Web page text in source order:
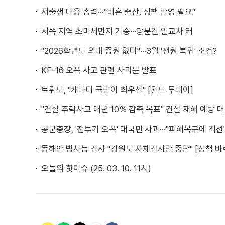
저출생 대응 총력···"비혼 출산, 정책 반영 필요"
서쪽 지역 초미세먼지 기승···당분간 일교차 커
"2026학년도 의대 증원 없다"···3월 '전원 복귀' 조건?
KF-16 오폭 사고 관련 사과문 발표
트뤼도, "캐나다 국민이 최우선" [월드 투데이]
"건설 추락사고 매년 10% 감축 목표" 건설 재해 예방
공군총장, '전투기 오폭' 대국민 사과···"피해복구에 최선
동해안 방사능 검사 "강원도 자체검사만 중단" [정책 바
오늘의 핫이슈 (25. 03. 10. 11시)